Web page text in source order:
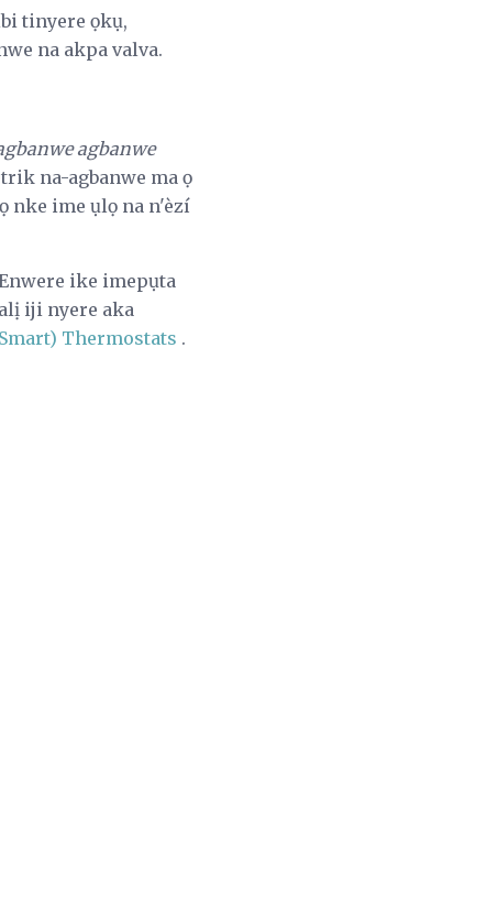
tinyere ọkụ,
na akpa valva.
agbanwe
na-agbanwe ma ọ
nke ime ụlọ na n'èzí
ike imepụta
iji nyere aka
Thermostats .